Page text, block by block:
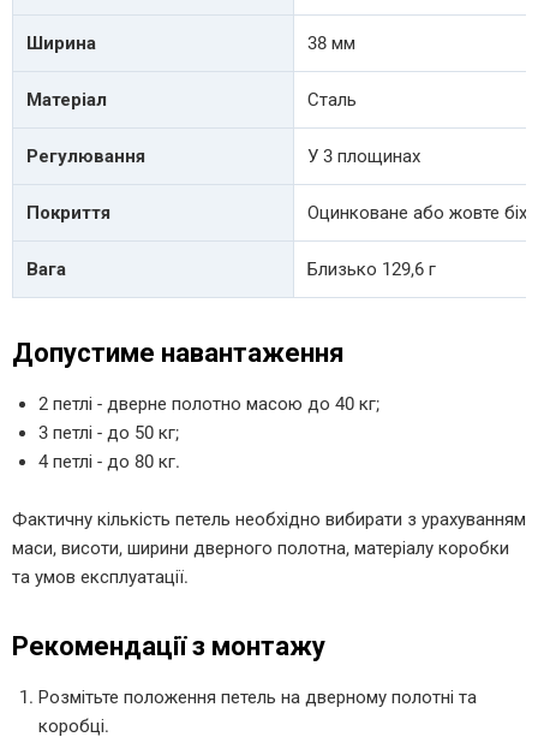
Ширина 38 мм
Матеріал Сталь
Регулювання У 3 площинах
Покриття Оцинковане або жовте
Вага Близько 129,6 г
Допустиме навантаження
2 петлі - дверне полотно масою до 40 кг;
3 петлі - до 50 кг;
4 петлі - до 80 кг.
Фактичну кількість петель необхідно вибирати з урахуванням
маси, висоти, ширини дверного полотна, матеріалу коробки
та умов експлуатації.
Рекомендації з монтажу
Розмітьте положення петель на дверному полотні та
коробці.